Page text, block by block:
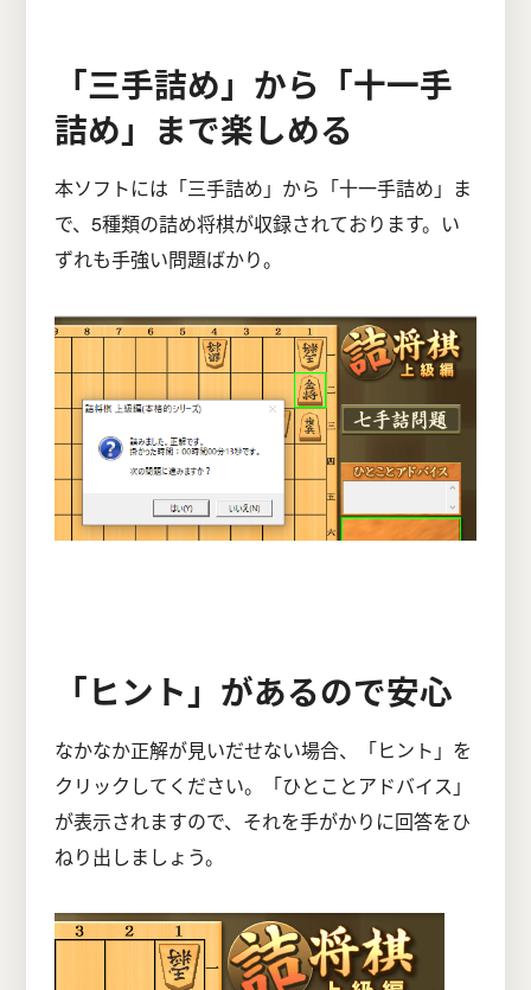
「三手詰め」から「十一手
詰め」まで楽しめる
本ソフトには「三手詰め」から「十一手詰め」ま
で、5種類の詰め将棋が収録されております。い
ずれも手強い問題ばかり。
「ヒント」があるので安心
なかなか正解が見いだせない場合、「ヒント」を
クリックしてください。「ひとことアドバイス」
が表示されますので、それを手がかりに回答をひ
ねり出しましょう。